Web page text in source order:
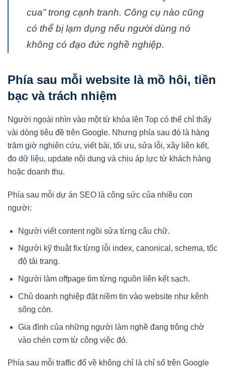
cua” trong cạnh tranh. Công cụ nào cũng
có thể bị lạm dụng nếu người dùng nó
không có đạo đức nghề nghiệp.
Phía sau mỗi website là mồ hôi, tiền
bạc và trách nhiệm
Người ngoài nhìn vào một từ khóa lên Top có thể chỉ thấy
vài dòng tiêu đề trên Google. Nhưng phía sau đó là hàng
trăm giờ nghiên cứu, viết bài, tối ưu, sửa lỗi, xây liên kết,
đo dữ liệu, update nội dung và chịu áp lực từ khách hàng
hoặc doanh thu.
Phía sau mỗi dự án SEO là công sức của nhiều con
người:
Người viết content ngồi sửa từng câu chữ.
Người kỹ thuật fix từng lỗi index, canonical, schema, tốc
độ tải trang.
Người làm offpage tìm từng nguồn liên kết sạch.
Chủ doanh nghiệp đặt niềm tin vào website như kênh
sống còn.
Gia đình của những người làm nghề đang trông chờ
vào chén cơm từ công việc đó.
Phía sau mỗi traffic đổ về không chỉ là chỉ số trên Google